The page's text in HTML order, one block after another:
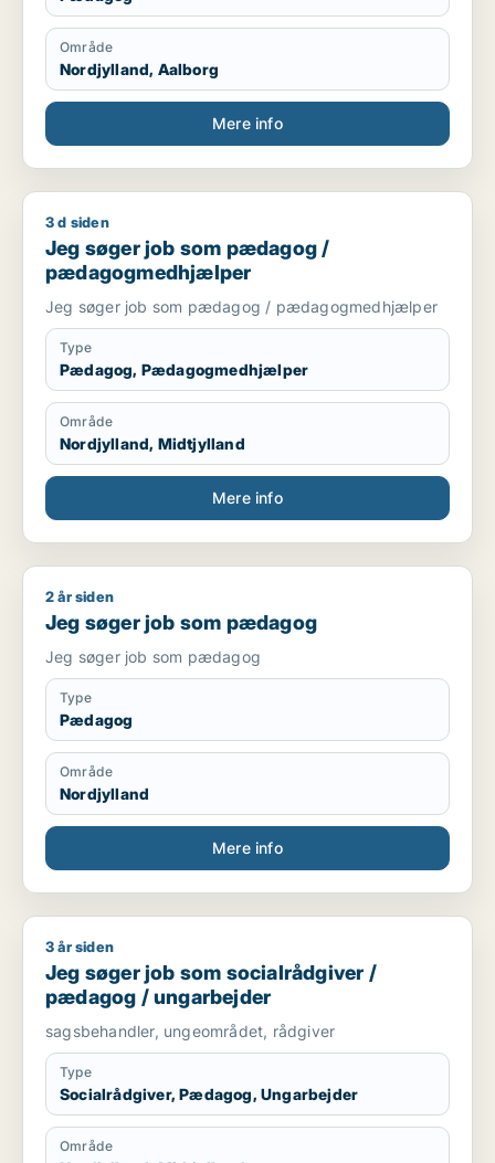
Område
Nordjylland, Aalborg
Mere info
Jeg søger job som pædagog / pædagogmedhjælper
3 d siden
Jeg søger job som pædagog /
pædagogmedhjælper
Jeg søger job som pædagog / pædagogmedhjælper
Type
Pædagog, Pædagogmedhjælper
Område
Nordjylland, Midtjylland
Mere info
Jeg søger job som pædagog
2 år siden
Jeg søger job som pædagog
Jeg søger job som pædagog
Type
Pædagog
Område
Nordjylland
Mere info
Jeg søger job som socialrådgiver / pædagog / ungarbejder
3 år siden
Jeg søger job som socialrådgiver /
pædagog / ungarbejder
sagsbehandler, ungeområdet, rådgiver
Type
Socialrådgiver, Pædagog, Ungarbejder
Område